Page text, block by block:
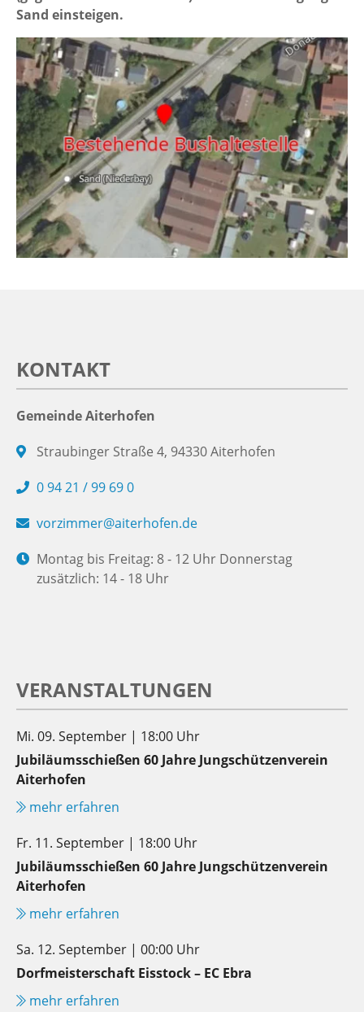
Sand einsteigen.
KONTAKT
Gemeinde Aiterhofen
Straubinger Straße 4, 94330 Aiterhofen
0 94 21 / 99 69 0
vorzimmer@aiterhofen.de
Montag bis Freitag: 8 - 12 Uhr Donnerstag
zusätzlich: 14 - 18 Uhr
VERANSTALTUNGEN
Mi. 09. September | 18:00 Uhr
Jubiläumsschießen 60 Jahre Jungschützenverein
Aiterhofen
mehr erfahren
Fr. 11. September | 18:00 Uhr
Jubiläumsschießen 60 Jahre Jungschützenverein
Aiterhofen
mehr erfahren
Sa. 12. September | 00:00 Uhr
Dorfmeisterschaft Eisstock – EC Ebra
mehr erfahren